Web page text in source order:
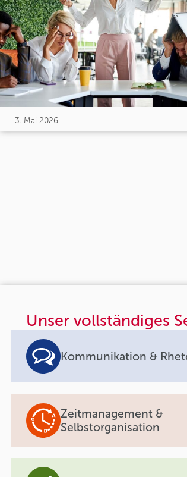
3. Mai 2026
Unser vollständiges
Kommunikation &
Zeitmanagement &
Selbstorganisation